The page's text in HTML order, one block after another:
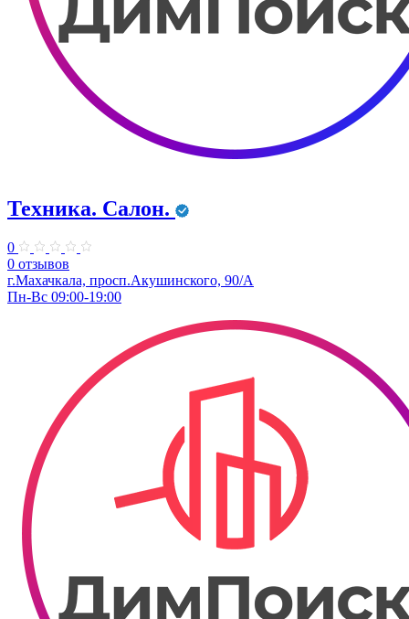
Техника. Салон.
0
0 отзывов
г.Махачкала, просп.Акушинского, 90/А
Пн-Вс 09:00-19:00